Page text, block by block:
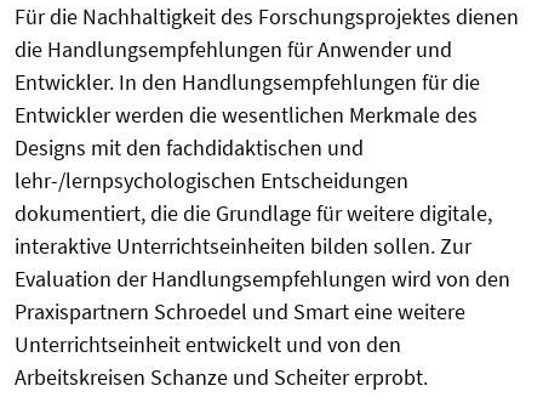
Für die Nachhaltigkeit des Forschungsprojektes dienen
die Handlungsempfehlungen für Anwender und
Entwickler. In den Handlungsempfehlungen für die
Entwickler werden die wesentlichen Merkmale des
Designs mit den fachdidaktischen und
lehr-/lernpsychologischen Entscheidungen
dokumentiert, die die Grundlage für weitere digitale,
interaktive Unterrichtseinheiten bilden sollen. Zur
Evaluation der Handlungsempfehlungen wird von den
Praxispartnern Schroedel und Smart eine weitere
Unterrichtseinheit entwickelt und von den
Arbeitskreisen Schanze und Scheiter erprobt.